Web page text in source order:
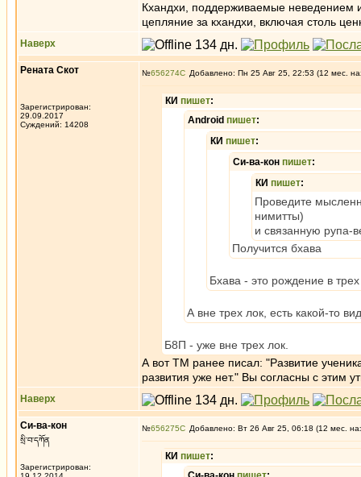
Кхандхи, поддерживаемые неведением
цепляние за кхандхи, включая столь
Наверх
Рената Скот
Зарегистрирован:
29.09.2017
Суждений: 14208
№656274 Добавлено: Пн 25 Авг 25, 22:53 (12 мес.
КИ пишет:
Android пишет:
КИ пишет:
Си-ва-кон пишет:
КИ пишет:
Проведите
нимитты)
и связанную рупа-
Получится бхава
Бхава - это рождение в
А вне трех лок, есть какой-то
Б8П - уже вне трех лок.
А вот ТМ ранее писал: "Развитие
развития уже нет." Вы согласны с этим
Наверх
Си-ва-кон
སྲི་བ་དཀོན
Зарегистрирован:
№656275 Добавлено: Вт 26 Авг 25, 06:18 (12 мес.
КИ пишет: